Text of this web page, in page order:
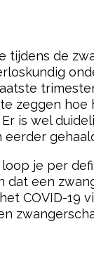
tijdens de
zeggen
Er is wel
je per
dat een
COVID-